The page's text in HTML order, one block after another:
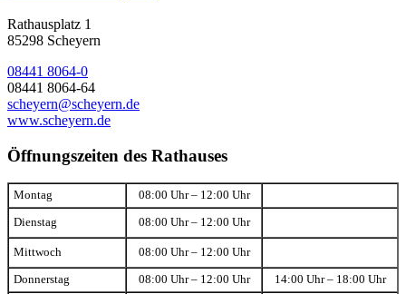
Rathausplatz 1
85298 Scheyern
08441 8064-0
08441 8064-64
scheyern@scheyern.de
www.scheyern.de
Öffnungszeiten des Rathauses
Montag 08:00 Uhr – 12:00 Uhr
Dienstag 08:00 Uhr – 12:00 Uhr
Mittwoch 08:00 Uhr – 12:00 Uhr
Donnerstag 08:00 Uhr – 12:00 Uhr 14:00 Uhr – 18:00 Uhr